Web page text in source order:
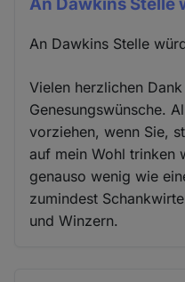
An Dawkins Stelle
Vielen herzlichen
Genesungswünsche.
vorziehen, wenn Sie,
auf mein Wohl trinken
genauso wenig wie
zumindest
und Winzern.